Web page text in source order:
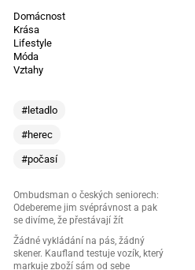
Domácnost
Krása
Lifestyle
Móda
Vztahy
#letadlo
#herec
#počasí
Ombudsman o českých seniorech:
Odebereme jim svéprávnost a pak
se divíme, že přestávají žít
Žádné vykládání na pás, žádný
skener. Kaufland testuje vozík, který
markuje zboží sám od sebe